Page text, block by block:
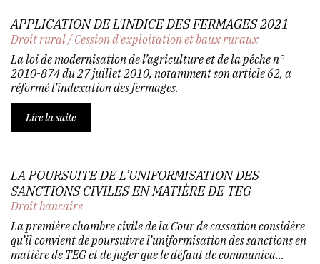
APPLICATION DE L'INDICE DES FERMAGES 2021
Droit rural/Cession d'exploitation et baux ruraux
La loi de modernisation de l’agriculture et de la pêche n°
2010-874 du 27 juillet 2010, notamment son article 62, a
réformé l’indexation des fermages.
Lire la suite
LA POURSUITE DE L’UNIFORMISATION DES
SANCTIONS CIVILES EN MATIÈRE DE TEG
Droit bancaire
La première chambre civile de la Cour de cassation considère
qu’il convient de poursuivre l’uniformisation des sanctions en
matière de TEG et de juger que le défaut de communica...